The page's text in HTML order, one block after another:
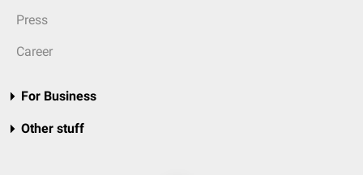
Press
Career
For Business
Other stuff